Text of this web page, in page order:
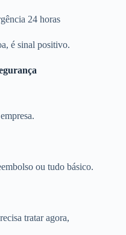
24 horas
é sinal positivo.
ou tudo básico.
tratar agora,